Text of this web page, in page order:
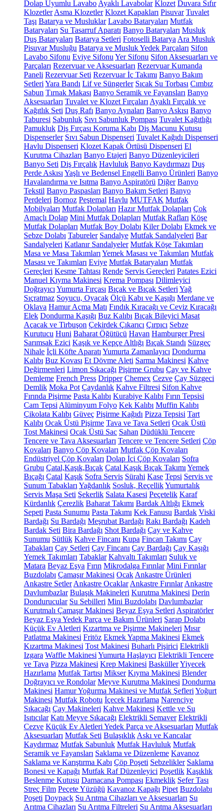
Dolap Uyumlu Lavabo Ayaklı Lavabolar Klozet Duvara Sıfır
Klozetler Asma Klozetler Klozet Kapakları Pisuvar Tuvalet
Taşı Batarya ve Musluklar Lavabo Bataryaları Mutfak
Bataryaları Su Tasarruf Aparatı Banyo Bataryaları Musluk
Duş Bataryaları Batarya Setleri Fotoselli Batarya Ara Musluk
Pisuvar Musluğu Batarya ve Musluk Yedek Parçaları Sifon
Lavabo Sifonu Eviye Sifonu Yer Sifonu Sifon Aksesuarları ve
Parçaları Rezervuar ve Aksesuarları Rezervuar Kumanda
Paneli Rezervuar Seti Rezervuar İç Takımı Banyo Bakım
Setleri Yara Bandı Lif ve Süngerler Sıcak Su Torbası Cımbız
Sabun Tırnak Makası Banyo Seramik ve Fayansları Banyo
Aksesuarları Tuvalet ve Klozet Fırçaları Ayaklı Fırçalık ve
Kağıtlık Seti Duş Rafı Banyo Aynaları Banyo Askısı Banyo
Taburesi Sabunluk Sıvı Sabunluk Pompası Tuvalet Kağıtlığı
Pamukluk Diş Fırçası Koruma Kabı Diş Macunu Kutusu
Dispenserler Sıvı Sabun Dispenseri Tuvalet Kağıdı Dispenseri
Havlu Dispenseri Klozet Kapak Örtüsü Dispenseri El
Kurutma Cihazları Banyo Etajeri Banyo Düzenleyicileri
Banyo Seti Diş Fırçalık Havluluk Banyo Kaydırmazı Duş
Perde Askısı Yaşlı ve Bedensel Engelli Banyo Ürünleri Banyo
Havalandırma ve Isıtma Banyo Aspiratörü Diğer Banyo
Tekstil Banyo Paspasları Banyo Bakım Setleri Banyo
Perdeleri Bornoz Peştemal Havlu MUTFAK Mutfak
Mobilyaları Mutfak Dolapları Hazır Mutfak Dolapları Çok
Amaçlı Dolap Mini Mutfak Dolapları Mutfak Rafları Köşe
Mutfak Dolapları Mutfak Boy Dolabı Kiler Dolabı Ekmek ve
Sebze Dolabı Tabureler Sandalye Mutfak Sandalyeleri Bar
Sandalyeleri Katlanır Sandalyeler Mutfak Köşe Takımları
Masa ve Masa Takımları Yemek Masası ve Takımları Mutfak
Masası ve Takımları Eviye Mutfak Bataryaları Mutfak
Gereçleri Kesme Tahtası Rende Servis Gereçleri Patates Ezici
Manuel Kıyma Makinesi Krema Pompası Dilimleyici
Doğrayıcı Yumurta Fırçası Bıçak ve Bıçak Setleri Yağ
Sıçratmaz Soyucu, Oyacak Ölçü Kabı ve Kaşığı Merdane ve
Oklava Hamur Açma Matı Fındık Kıracağı ve Ceviz Kıracağı
Elek Dondurma Kaşığı Buz Kalıbı Bıçak Bileyici Masat
Açacak ve Tirbuşon Çekirdek Çıkarıcı Çırpıcı Sebze
Kurutucu Huni Baharat Öğütücü Havan Hamburger Presi
Sarımsak Ezici Kaşık ve Kepçe Altlığı Bıçak Standı Süzgeç
Nihale İçli Köfte Aparatı Yumurta Zamanlayıcı Dondurma
Kalıbı Buz Kovası Et Dövme Aleti Sarma Makinesi Kahve
Değirmenleri Limon Sıkacağı Pişirme Grubu Çay ve Kahve
Demleme French Press Dripper Chemex Cezve Çay Süzgeci
Demlik Moka Pot Çaydanlık Kahve Filtresi Sifon Kahve
Fırında Pişirme Pasta Kalıbı Kurabiye Kalıbı Fırın Tepsisi
Cam Tepsi Alüminyum Folyo Kek Kalıbı Muffin Kalıbı
Çikolata Kalıbı Güveç Pişirme Kağıdı Pizza Tepsisi Tart
Kalıbı Ocak Üstü Pişirme Tava ve Tava Setleri Ocak Üstü
Tost Makinesi Ocak Üstü Sac Sahan Düdüklü Tencere
Tencere ve Tava Aksesuarları Tencere ve Tencere Setleri Çöp
Kovaları Banyo Çöp Kovaları Mutfak Çöp Kovaları
Endüstriyel Çöp Kovaları Dolap İçi Çöp Kovaları Sofra
Grubu Çatal,Kaşık,Bıçak Çatal Kaşık Bıçak Takımı Yemek
Bıçağı Çatal Kaşık Sofra Servis Sürahi Kase Tepsi Servis ve
Sunum Tabakları Yağdanlık Sosluk, ReçellikYumurtalık
Servis Maşa Seti Şekerlik Salata Kasesi Peçetelik Karaf
Kürdanlık Çerezlik Baharat Takımı Bardak Altlığı Ekmek
Sepeti Pasta Sunumu Pasta Takımı Kek Fanusu Bardak Viski
Bardağı Su Bardağı Meşrubat Bardağı Rakı Bardağı Kadeh
Bardak Seti Bira Bardağı Shot Bardağı Çay ve Kahve
Sunumu Sütlük Kahve Fincanı Kupa Fincan Takımı Çay
Tabakları Çay Setleri Çay Fincanı Çay Bardağı Çay Kaşığı
Yemek Takımları Tabaklar Kahvaltı Takımları Suluk ve
Matara Beyaz Eşya Fırın Mikrodalga Fırınlar Mini Fırınlar
Buzdolabı Çamaşır Makinesi Ocak Ankastre Ürünleri
Ankastre Setler Ankastre Ocaklar Ankastre Fırınlar Ankastre
Davlumbazlar Bulaşık Makineleri Kurutma Makinesi Derin
Dondurucular Su Sebilleri Mini Buzdolabı Davlumbazlar
Kurutmalı Çamaşır Makinesi Beyaz Eşya Setleri Aspiratörler
Beyaz Eşya Yedek Parça ve Bakım Ürünleri Şarap Dolabı
Küçük Ev Aletleri Kızartma ve Pişirme Makineleri Mısır
Patlatma Makinesi Fritöz Ekmek Yapma Makinesi Ekmek
Kızartma Makinesi Tost Makinesi Buharlı Pişirici Elektrikli
Izgara Waffle Makinesi Yumurta Haşlayıcı Elektrikli Tencere
ve Tava Pizza Makinesi Krep Makinesi BasküllerYiyecek
Hazırlama Mutfak Tartısı Mikser Kıyma Makinesi Blender
Doğrayıcı ve Rondolar Meyve Kurutma Makinesi Dondurma
Makinesi Hamur Yoğurma Makinesi ve Mutfak Şefleri Yoğurt
Makinesi Mutfak Robotu İçecek Hazırlama Narenciye
Sıkacağı Çay Makineleri Kahve Makinesi Kettle ve Su
Isıtıcılar Katı Meyve Sıkacağı Elektrikli Semaver Elektrikli
Cezve Küçük Ev Aletleri Yedek Parça ve Aksesuarları Mutfak
Aksesuarları Mutfak Seti Bulaşıklık Askı ve Kancalar
Kaydırmaz Mutfak Sabunluk Mutfak Havluluk Mutfak
Seramik ve Fayansları Saklama ve Düzenleme Kavanoz
Saklama ve Karıştırma Kabı Çöp Poşeti Sebzelikler Saklama
Bonesi ve Kapağı Mutfak Raf Düzenleyici Poşetlik Kaşıklık
Beslenme Kutusu Damacana Pompası Ekmeklik Sefer Tası
Streç Film Peçete Yüzüğü Kavanoz Kapağı Pipet Buzdolabı
Poşeti Doypack Su Arıtma Cihazları ve Aksesuarları Su
Arıtma Cihazları Su Arıtma Filtreleri Su Arıtma Aksesuarları